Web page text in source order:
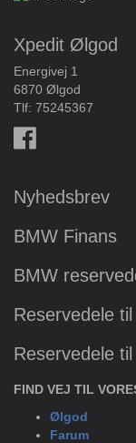
Xpedit Ølgod
Energivej 1
6870 Ølgod
Tlf: 75245367
Nyhedsbrev
BMW Finans
BMW
Reservedele
Reservedele
FIND VEJ TIL
Ølgod
Farum